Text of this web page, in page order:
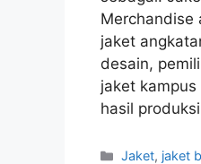
Merchandise
jaket
desain,
jaket
hasil
Jaket, jaket